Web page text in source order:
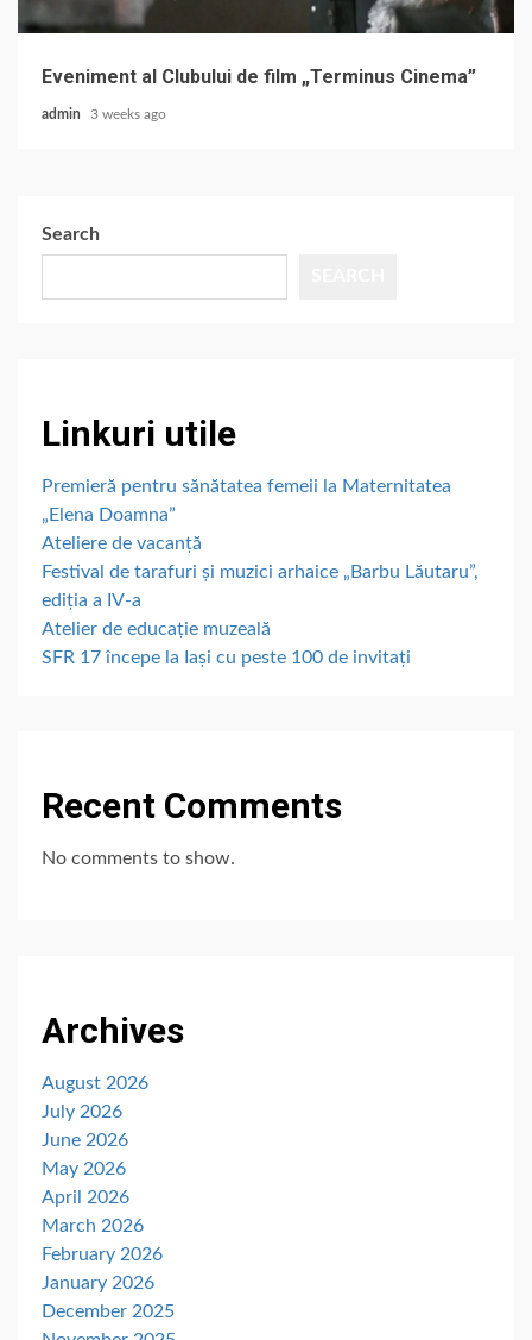
Eveniment al Clubului de film „Terminus Cinema”
admin 3 weeks ago
Search
Linkuri utile
Premieră pentru sănătatea femeii la Maternitatea
„Elena Doamna”
Ateliere de vacanță
Festival de tarafuri și muzici arhaice „Barbu Lăutaru”,
ediția a IV-a
Atelier de educație muzeală
SFR 17 începe la Iași cu peste 100 de invitați
Recent Comments
No comments to show.
Archives
August 2026
July 2026
June 2026
May 2026
April 2026
March 2026
February 2026
January 2026
December 2025